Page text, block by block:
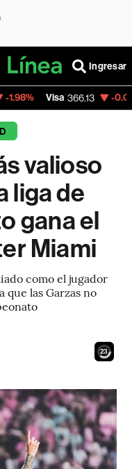
Ingresar
366.13 -0.04%
valioso
liga de
gana el
Miami
como el jugador
que las Garzas no
21